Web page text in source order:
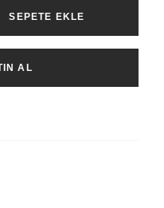
SEPETE EKLE
AL